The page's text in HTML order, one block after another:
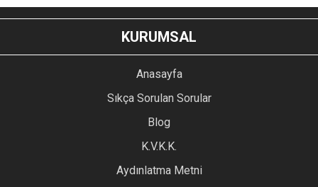
YORUM YAZ
Bu ürünün fiyat bilgisi, resim, ürün açıklamalarında ve diğer
konularda yetersiz gördüğünüz noktaları öneri formunu
kullanarak tarafımıza iletebilirsiniz.
Ürün resmi kalitesiz, bozuk veya görüntülenemiyor.
Ürün açıklamasında eksik bilgiler bulunuyor.
Ürün bilgilerinde hatalar bulunuyor.
Ürün fiyatı diğer sitelerden daha pahalı.
KURUMSAL
Anasayfa
Sıkça Sorulan Sorular
Blog
K.V.K.K.
Aydınlatma Metni